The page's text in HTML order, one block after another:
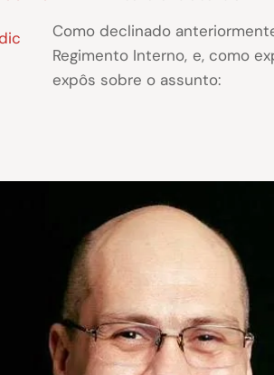
Como declinado
Regimento Interno, e, como
expôs sobre o assunto: